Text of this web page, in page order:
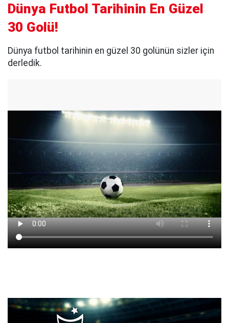
Dünya Futbol Tarihinin En Güzel
30 Golü!
Dünya futbol tarihinin en güzel 30 golünün sizler için
derledik.